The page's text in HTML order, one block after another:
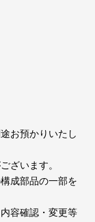
お預かりいたし
ざいます。
成部品の一部を
容確認・変更等